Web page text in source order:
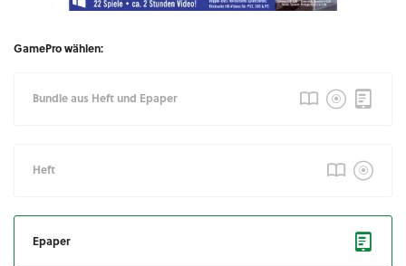
GamePro wählen:
Bundle aus Heft und Epaper
Heft
Epaper